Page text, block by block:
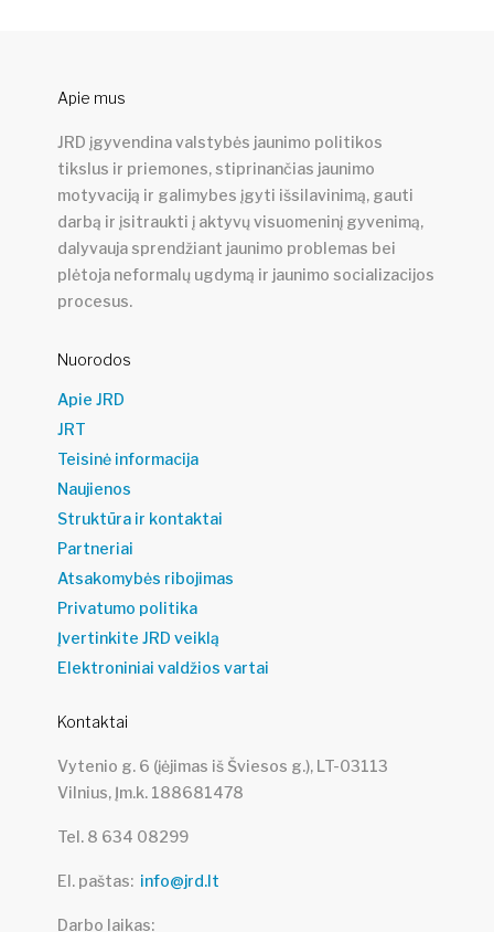
Apie mus
JRD įgyvendina valstybės jaunimo politikos
tikslus ir priemones, stiprinančias jaunimo
motyvaciją ir galimybes įgyti išsilavinimą, gauti
darbą ir įsitraukti į aktyvų visuomeninį gyvenimą,
dalyvauja sprendžiant jaunimo problemas bei
plėtoja neformalų ugdymą ir jaunimo socializacijos
procesus.
Nuorodos
Apie JRD
JRT
Teisinė informacija
Naujienos
Struktūra ir kontaktai
Partneriai
Atsakomybės ribojimas
Privatumo politika
Įvertinkite JRD veiklą
Elektroniniai valdžios vartai
Kontaktai
Vytenio g. 6 (įėjimas iš Šviesos g.), LT-03113
Vilnius, Įm.k. 188681478
Tel. 8 634 08299
El. paštas info@jrd.lt
Darbo laikas